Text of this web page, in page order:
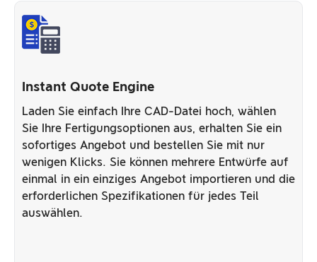
Instant Quote Engine
Laden Sie einfach Ihre CAD-Datei hoch, wählen
Sie Ihre Fertigungsoptionen aus, erhalten Sie ein
sofortiges Angebot und bestellen Sie mit nur
wenigen Klicks. Sie können mehrere Entwürfe auf
einmal in ein einziges Angebot importieren und die
erforderlichen Spezifikationen für jedes Teil
auswählen.